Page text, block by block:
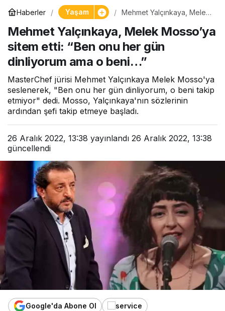
Haberler Yaşam
Mehmet Yalçınkaya, Melek
onu her gün dinliyorum
ama o beni…”
Mehmet Yalçınkaya, Melek Mosso’ya
sitem etti: “Ben onu her gün
dinliyorum ama o beni…”
MasterChef jürisi Mehmet Yalçınkaya Melek Mosso'ya
seslenerek, "Ben onu her gün dinliyorum, o beni takip
etmiyor" dedi. Mosso, Yalçınkaya'nın sözlerinin
ardından şefi takip etmeye başladı.
26 Aralık 2022, 13:38 yayınlandı 26 Aralık 2022, 13:38
güncellendi
Google'da Abone Ol